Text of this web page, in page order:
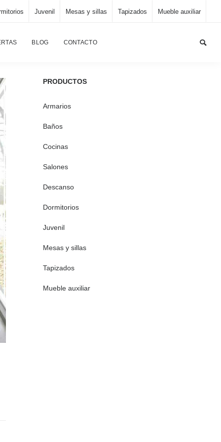
Juvenil Mesas y sillas Tapizados Mueble auxiliar
BLOG CONTACTO
PRODUCTOS
Armarios
Baños
Cocinas
Salones
Descanso
Dormitorios
Juvenil
Mesas y sillas
Tapizados
Mueble auxiliar